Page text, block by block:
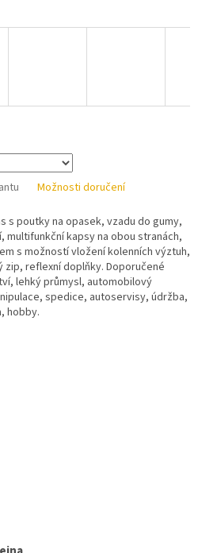
Možnosti doručení
s poutky na opasek, vzadu do gumy,
multifunkční kapsy na obou stranách,
s možností vložení kolenních výztuh,
zip, reflexní doplňky. Doporučené
lehký průmysl, automobilový
spedice, autoservisy, údržba,
hobby.